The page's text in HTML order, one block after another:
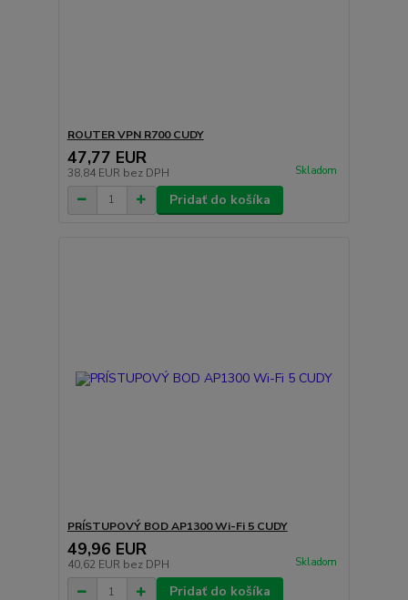
ROUTER VPN R700 CUDY
47,77 EUR
38,84 EUR bez DPH Skladom
Pridať do košíka
PRÍSTUPOVÝ BOD AP1300 Wi-Fi 5 CUDY
49,96 EUR
40,62 EUR bez DPH Skladom
Pridať do košíka